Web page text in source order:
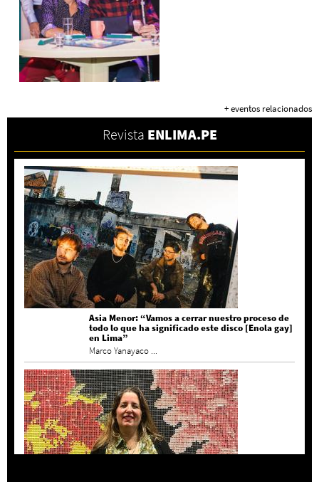
+ eventos relacionados
Revista ENLIMA.PE
Asia Menor: “Vamos a cerrar nuestro proceso de
todo lo que ha significado este disco [Enola gay]
en Lima”
Marco Yanayaco ...